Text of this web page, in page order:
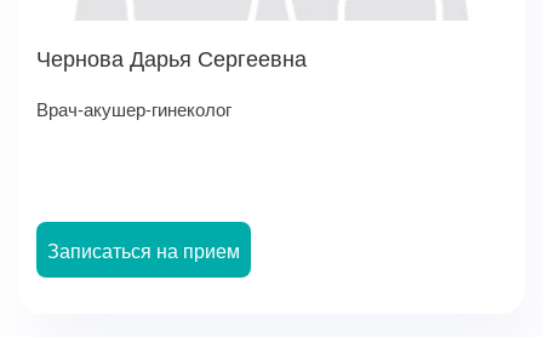
Чернова Дарья Сергеевна
Врач-акушер-гинеколог
Записаться на прием